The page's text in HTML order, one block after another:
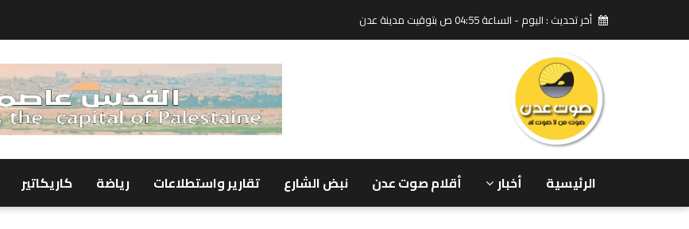
أخر تحديث : اليوم - الساعة 04:55 ص بتوقيت مدينة عدن
الرئيسية أخبار أقلام صوت عدن نبض الشارع تقارير واستطلاعات رياضة كاريكاتير